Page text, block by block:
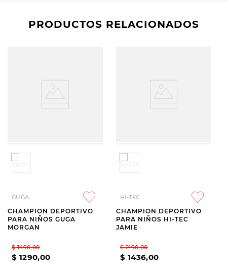
PRODUCTOS RELACIONADOS
GUGA
CHAMPION DEPORTIVO
PARA NIÑOS GUGA
MORGAN
$ 1490,00
$ 1290,00
HI-TEC
CHAMPION DEPORTIVO
PARA NIÑOS HI-TEC
JAMIE
$ 2190,00
$ 1436,00